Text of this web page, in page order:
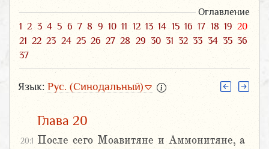
Оглавление
1 2 3 4 5 6 7 8 9 10 11 12 13 14 15 16 17 18 19 20
21 22 23 24 25 26 27 28 29 30 31 32 33 34 35 36
37
Язык: Рус. (Синодальный)
Глава 20
20:1 После сего Моавитяне и Аммонитяне, а